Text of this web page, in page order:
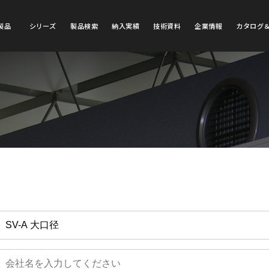
品 シリーズ 製品検索 納入実績 技術資料 企業情報 カタログ